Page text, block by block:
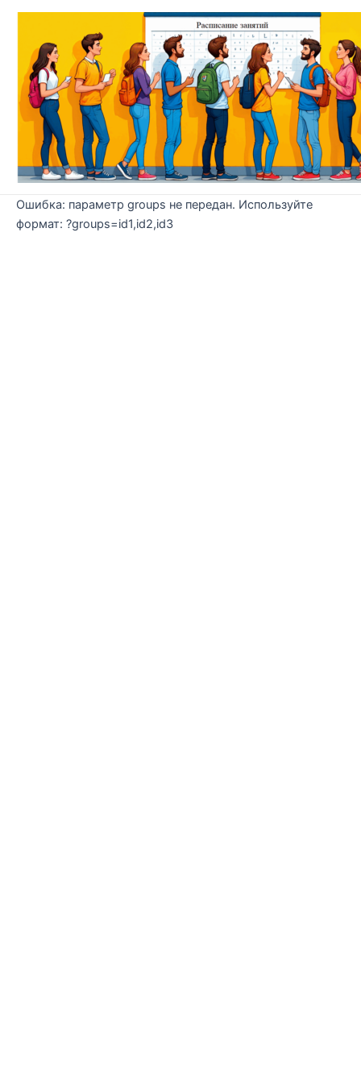
Перейти
содержимому
Ошибка: параметр groups не передан. Используйте
формат: ?groups=id1,id2,id3